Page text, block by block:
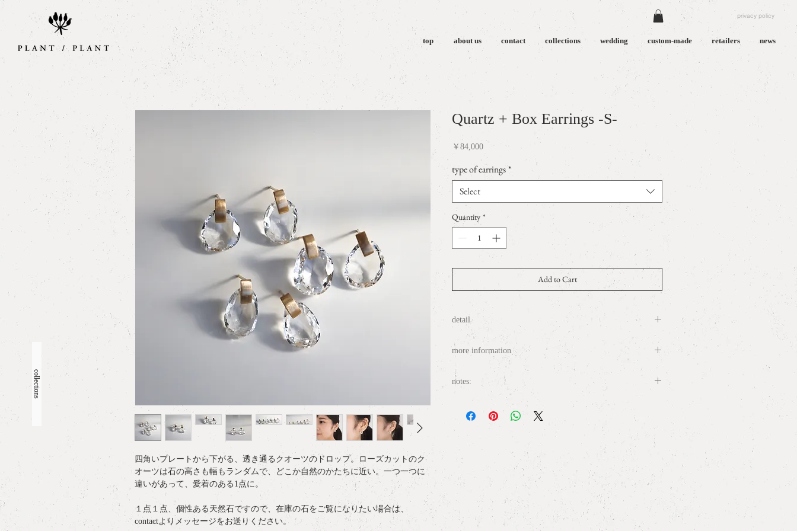
privacy policy
top about us contact collections wedding custom-made retailers news
collections
四角いプレートから下がる、透き通るクオーツのドロップ。ローズカットのク
オーツは石の高さも幅もランダムで、どこか自然のかたちに近い。一つ一つに
違いがあって、愛着のある1点に。
１点１点、個性ある天然石ですので、在庫の石をご覧になりたい場合は、
contactよりメッセージをお送りください。
Quartz + Box Earrings -S-
￥84,000Price
type of earrings*
Select
Quantity *
Add to Cart
detail
materia
l : Quartz, K18YG post
measurement: H1.5cm x W0.9cm
more information
○ラッピングについて / gift wrapping
配送について / delivery
サイズ表記について / ring size and measurement
notes:
・１点１点、個性ある天然石ですので、在庫の石をご覧
になりたい場合は、contactよりメッセージをお送りくだ
さい。